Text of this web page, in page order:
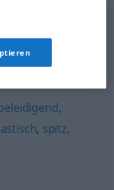
,
, spitz,